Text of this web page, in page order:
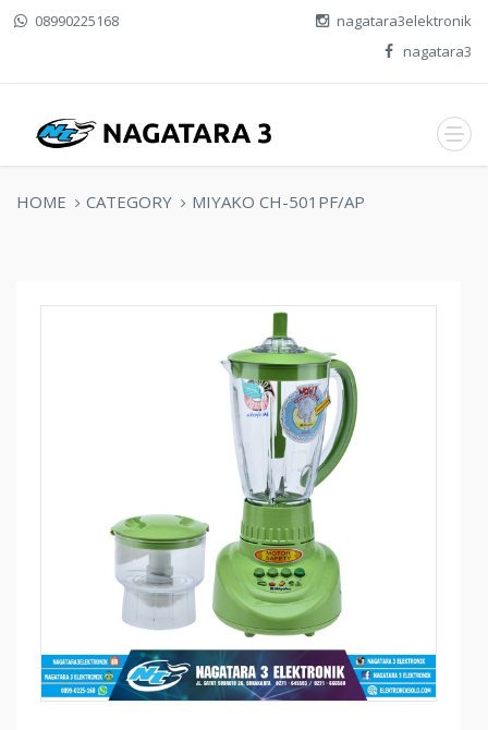
08990225168
nagatara3elektronik
nagatara3
HOME CATEGORY MIYAKO CH-501PF/AP